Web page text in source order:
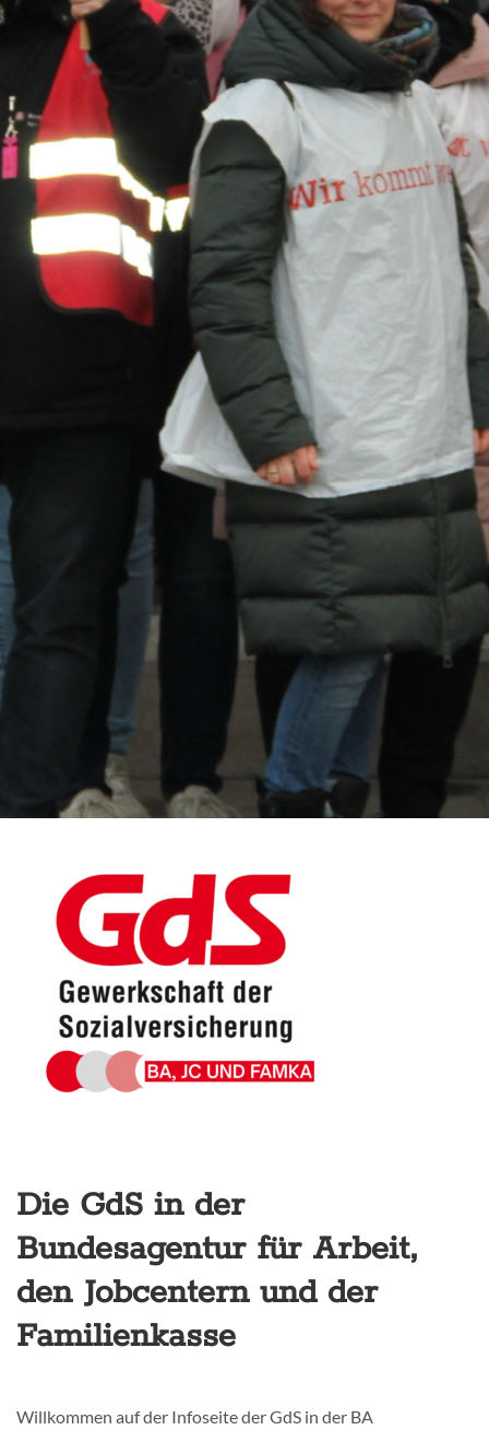
Die GdS in der
Bundesagentur für Arbeit,
den Jobcentern und der
Familienkasse
Willkommen auf der Infoseite der GdS in der BA